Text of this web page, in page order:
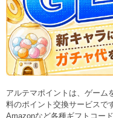
アルテマポイントは、ゲーム
料のポイント交換サービスで
Amazonなど各種ギフトコー